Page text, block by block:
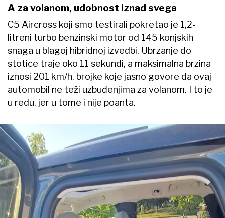
A za volanom, udobnost iznad svega
C5 Aircross koji smo testirali pokretao je 1,2-
litreni turbo benzinski motor od 145 konjskih
snaga u blagoj hibridnoj izvedbi. Ubrzanje do
stotice traje oko 11 sekundi, a maksimalna brzina
iznosi 201 km/h, brojke koje jasno govore da ovaj
automobil ne teži uzbuđenjima za volanom. I to je
u redu, jer u tome i nije poanta.